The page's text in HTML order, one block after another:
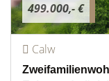
499.000,- €
Calw